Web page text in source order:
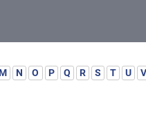
M N O P Q R S T U V